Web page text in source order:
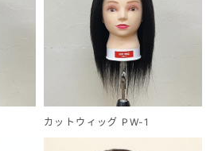
カットウィッグ PW-1